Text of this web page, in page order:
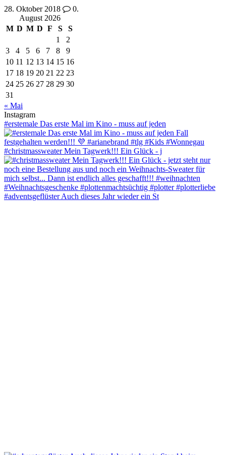
28. Oktober 2018
0.
August 2026
M D M D F S
S
1
2
3
4 5 6 7 8
9
10 11 12 13 14 15 16
17 18 19 20 21 22 23
24 25 26 27 28 29 30
31
« Mai
Instagram
#erstemale Das erste Mal im Kino - muss auf jeden
#christmassweater Mein Tagwerk!!! Ein Glück - j
#adventsgeflüster Auch dieses Jahr wieder ein St